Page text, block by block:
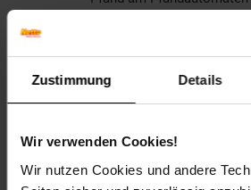
Zustimmung Details
Wir verwenden Cookies!
Wir nutzen Cookies und andere
Welchen Verein du in deiner Region
findest du hier
Zurück zu